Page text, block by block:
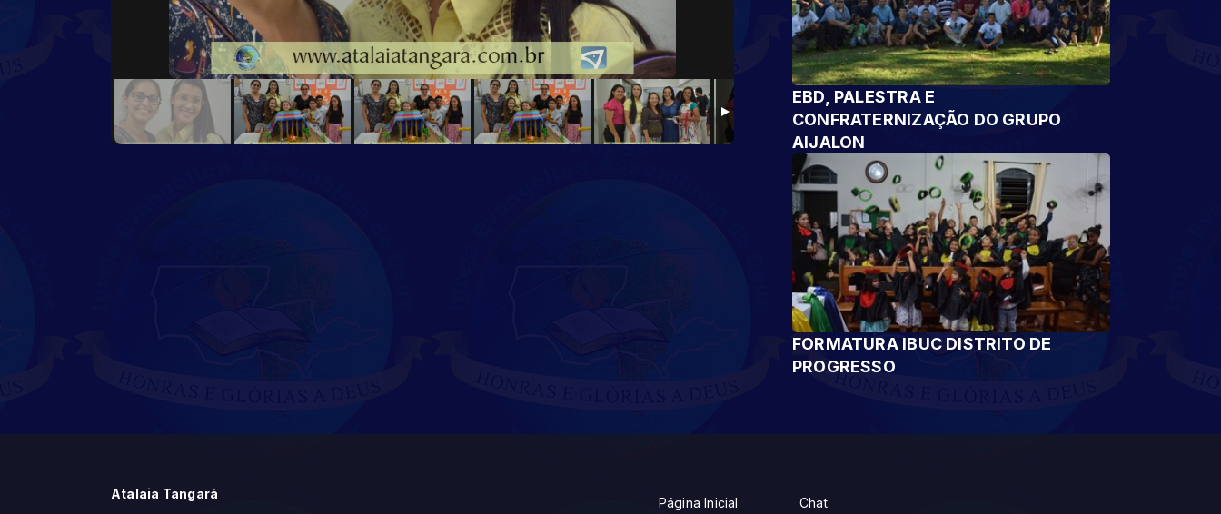
EBD, PALESTRA E
CONFRATERNIZAÇÃO DO GRUPO
AIJALON
FORMATURA IBUC DISTRITO DE
PROGRESSO
Atalaia Tangará
Página Inicial Chat